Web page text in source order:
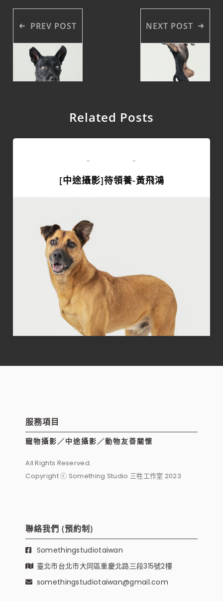
PREV POST NEXT POST
Related Posts
- -
[中途攝影]待領養-黃飛鴻
服務項目
寵物攝影／中途攝影／動物友善關懷
All Rights Reserved.
Copyright ⓒ Something Studio 三牲工作室 2023
聯絡我們 (預約制)
Somethingstudiotaiwan
臺北市台北市大同區重慶北路三段315號2樓
somethingstudiotaiwan@gmail.com